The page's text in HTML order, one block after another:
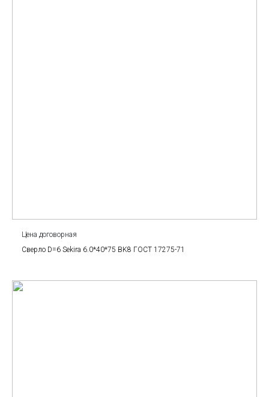
Цена договорная
Сверло D=6 Sekira 6.0*40*75 BK8 ГОСТ 17275-71